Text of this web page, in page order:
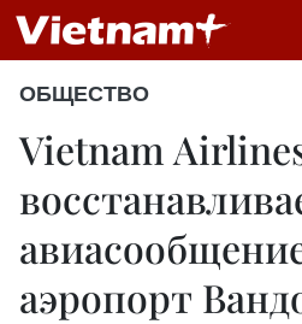
ОБЩЕСТВО
Vietnam
аэропорт